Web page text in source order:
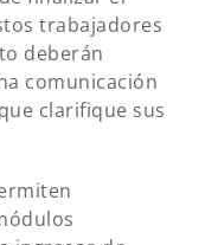
trabajadores
deberán
comunicación
clarifique sus